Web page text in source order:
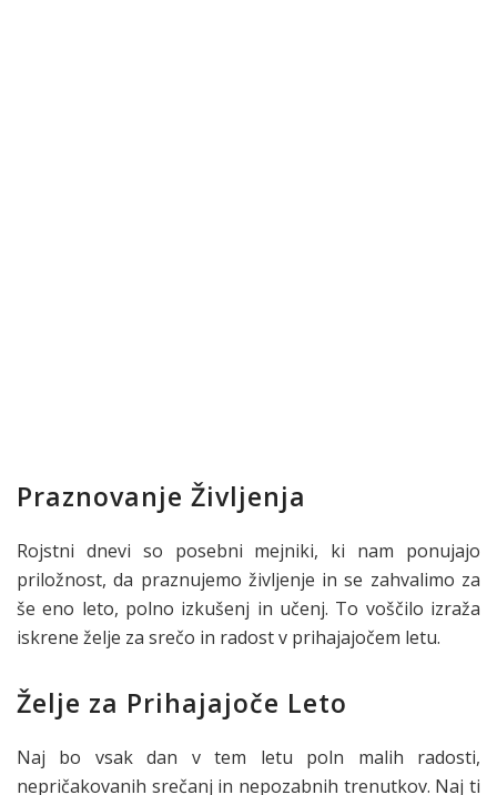
Praznovanje Življenja
Rojstni dnevi so posebni mejniki, ki nam ponujajo
priložnost, da praznujemo življenje in se zahvalimo za
še eno leto, polno izkušenj in učenj. To voščilo izraža
iskrene želje za srečo in radost v prihajajočem letu.
Želje za Prihajajoče Leto
Naj bo vsak dan v tem letu poln malih radosti,
nepričakovanih srečanj in nepozabnih trenutkov. Naj ti